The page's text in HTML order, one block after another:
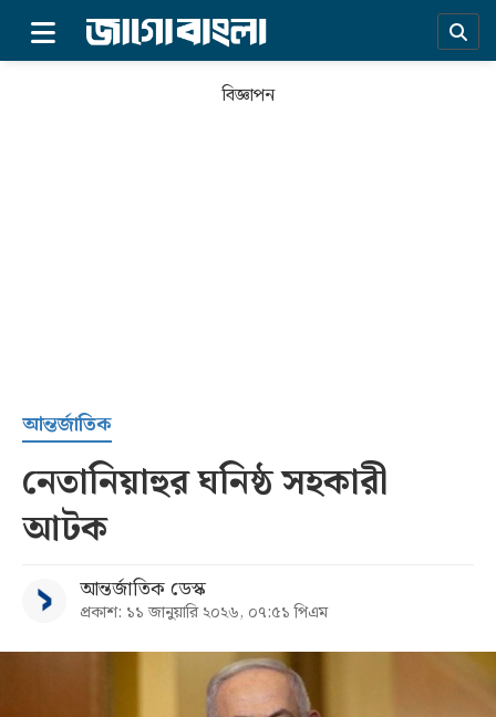
সর্বশেষ
বিভাগ
বিজ্ঞাপন
আন্তর্জাতিক
নেতানিয়াহুর ঘনিষ্ঠ সহকারী
আটক
আন্তর্জাতিক ডেস্ক
প্রকাশ: ১১ জানুয়ারি ২০২৬, ০৭:৫১ পিএম